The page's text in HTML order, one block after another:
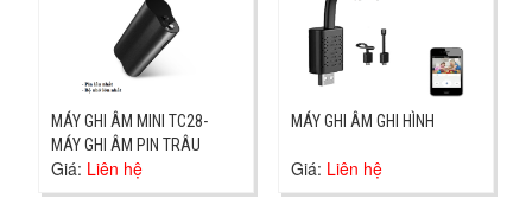
MÁY GHI ÂM MINI TC28-
MÁY GHI ÂM PIN TRÂU
Giá: Liên hệ
MÁY GHI ÂM GHI HÌNH
Giá: Liên hệ